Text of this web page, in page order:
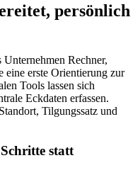
persönlich
Unternehmen Rechner,
eine erste Orientierung zur
Tools lassen sich
Eckdaten erfassen.
Tilgungssatz und
statt